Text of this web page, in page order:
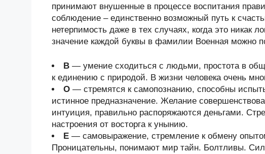
принимают внушенные в процессе воспитания
соблюдение – единственно возможный путь к
нетерпимость даже в тех случаях, когда это никак
значение каждой буквы в фамилии Военная можно
В — умение сходиться с людьми, простота в
к единению с природой. В жизни человека очень
О — стремятся к самопознанию, способны
истинное предназначение. Желание
интуиция, правильно распоряжаются деньгами.
настроения от восторга к унынию.
Е — самовыражение, стремление к обмену
Проницательны, понимают мир тайн. Болтливы.